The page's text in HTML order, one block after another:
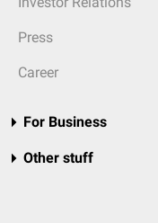
Press
Career
For Business
Other stuff